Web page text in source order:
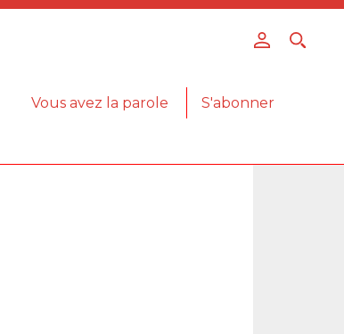
Vous avez la parole
S'abonner